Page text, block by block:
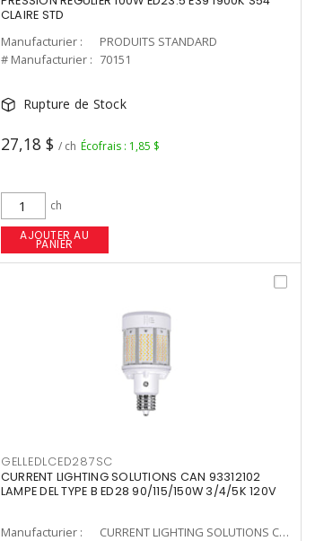
CLAIRE STD
Manufacturier :
PRODUITS STANDARD
# Manufacturier : 70151
Rupture de Stock
27,18 $ / ch Écofrais : 1,85 $
ch
AJOUTER AU
PANIER
GELLEDLCED287SC
CURRENT LIGHTING SOLUTIONS CAN 93312102
LAMPE DEL TYPE B ED28 90/115/150W 3/4/5K 120V
Manufacturier :
CURRENT LIGHTING SOLUTIONS CAN